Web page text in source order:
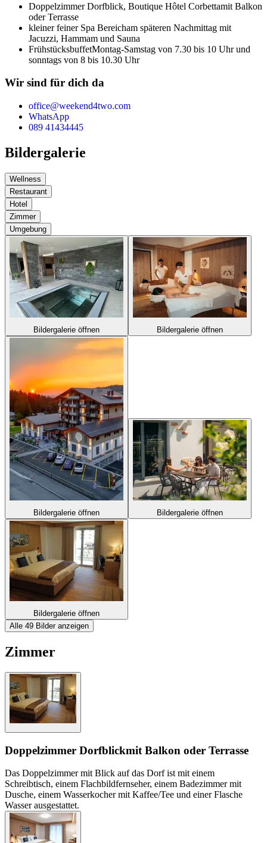
Doppelzimmer Dorfblick, Boutique Hôtel Corbettamit Balkon
oder Terrasse
kleiner feiner Spa Bereicham späteren Nachmittag mit
Jacuzzi, Hammam und Sauna
FrühstücksbuffetMontag-Samstag von 7.30 bis 10 Uhr und
sonntags von 8 bis 10.30 Uhr
Wir sind für dich da
office@weekend4two.com
WhatsApp
089 41434445
Bildergalerie
Wellness
Restaurant
Hotel
Zimmer
Umgebung
Bildergalerie öffnen Bildergalerie öffnen
Bildergalerie öffnen Bildergalerie öffnen
Bildergalerie öffnen
Alle 49 Bilder anzeigen
Zimmer
Doppelzimmer Dorfblickmit Balkon oder Terrasse
Das Doppelzimmer mit Blick auf das Dorf ist mit einem
Schreibtisch, einem Flachbildfernseher, einem Badezimmer mit
Dusche, einem Wasserkocher mit Kaffee/Tee und einer Flasche
Wasser ausgestattet.